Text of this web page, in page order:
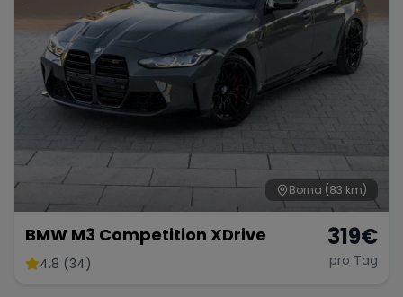
Borna (83 km)
BMW M3 Competition XDrive
4.8 (34)
319€
pro Tag